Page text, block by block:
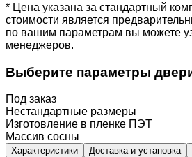
* Цена указана за стандартный
стоимости является
по вашим параметрам вы можете
менеджеров.
Выберите параметры
Под заказ
Нестандартные размеры
Изготовление в пленке ПЭТ
Массив сосны
Характеристики Доставка и установка